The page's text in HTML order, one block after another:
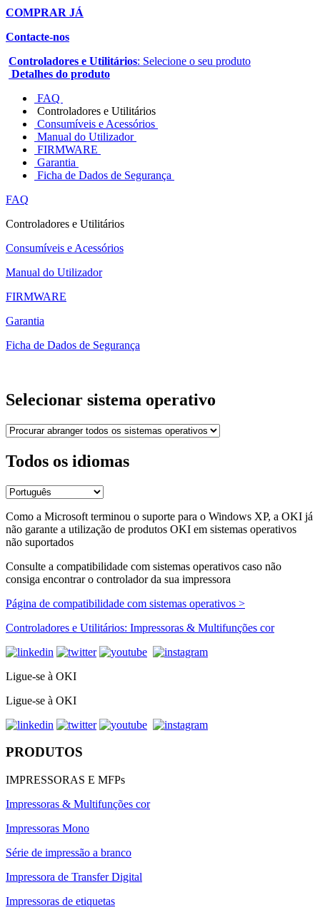
COMPRAR JÁ
Contacte-nos
Controladores e Utilitários: Selecione o seu produto
Detalhes do produto
FAQ
Controladores e Utilitários
Consumíveis e Acessórios
Manual do Utilizador
FIRMWARE
Garantia
Ficha de Dados de Segurança
FAQ
Controladores e Utilitários
Consumíveis e Acessórios
Manual do Utilizador
FIRMWARE
Garantia
Ficha de Dados de Segurança
Selecionar sistema operativo
Todos os idiomas
Como a Microsoft terminou o suporte para o Windows XP, a OKI já
não garante a utilização de produtos OKI em sistemas operativos
não suportados
Consulte a compatibilidade com sistemas operativos caso não
consiga encontrar o controlador da sua impressora
Página de compatibilidade com sistemas operativos >
Controladores e Utilitários: Impressoras & Multifunções cor
Ligue-se à OKI
Ligue-se à OKI
PRODUTOS
IMPRESSORAS E MFPs
Impressoras & Multifunções cor
Impressoras Mono
Série de impressão a branco
Impressora de Transfer Digital
Impressoras de etiquetas